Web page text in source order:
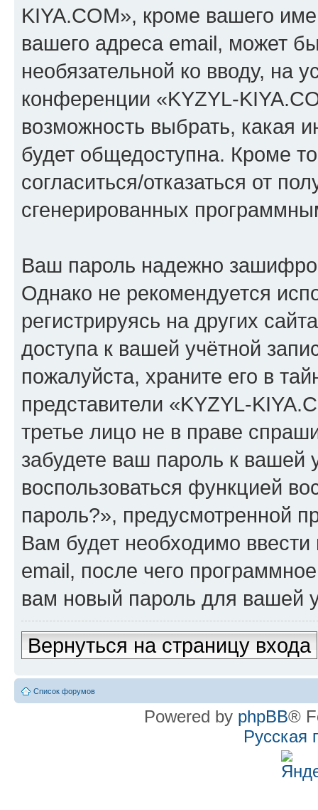
KIYA.COM», кроме вашего
вашего адреса email, может
необязательной ко вводу, на
конференции «KYZYL-
возможность выбрать, какая
будет общедоступна. Кроме
согласиться/отказаться от
сгенерированных
Ваш пароль надежно
Однако не рекомендуется
регистрируясь на других
доступа к вашей учётной
пожалуйста, храните его в
представители «KYZYL-
третье лицо не в праве
забудете ваш пароль к вашей
воспользоваться функцией
пароль?», предусмотренной
Вам будет необходимо
email, после чего
вам новый пароль для вашей
Вернуться на страницу входа
Список форумов
Powered by phpBB®
Русская